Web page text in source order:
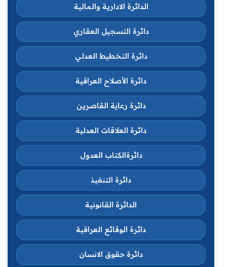
الدائرة الادارية والمالية
دائرة التسجيل العقاري
دائرة التخطيط العدلي
دائرة الأصلاح العراقية
دائرة رعاية القاصرين
دائرة العلاقات العدلية
دائرةالكتاب العدول
دائرة التنفيذ
الدائرة القانونية
دائرة الوقائع العراقية
دائرة حقوق الانسان